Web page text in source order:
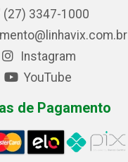
(27) 3347-1000
Instagram
YouTube
de Pagamento